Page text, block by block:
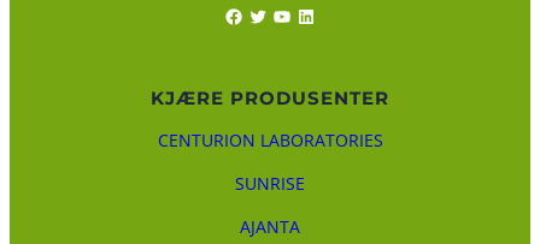
Facebook Twitter YouTube LinkedIn
KJÆRE PRODUSENTER
CENTURION LABORATORIES
SUNRISE
AJANTA